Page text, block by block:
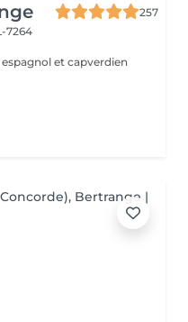
257
7264
et capverdien